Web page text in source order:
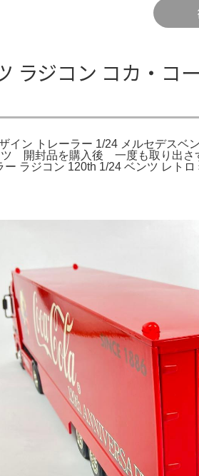
ラジコン コカ・コ
ン トレーラー 1/24 メルセデスベ
ツ 開封品を購入後 一度も取り出さ
ー ラジコン 120th 1/24 ベンツ レ